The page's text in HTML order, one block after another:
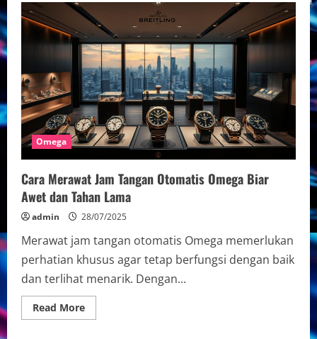
Lengkap
Omega
Seamaster
untuk
Penyelam
Profesional:
Fitur
dan
Kinerja
Terbaik
dalam
Dunia
Selam
Omega
Cara Merawat Jam Tangan Otomatis Omega Biar
Awet dan Tahan Lama
admin 28/07/2025
Merawat jam tangan otomatis Omega memerlukan
perhatian khusus agar tetap berfungsi dengan baik
dan terlihat menarik. Dengan...
Read MoreRead
more